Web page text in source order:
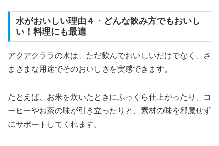
水がおいしい理由４・どんな飲み方でもおいし
い！料理にも最適
アクアクララの水は、ただ飲んでおいしいだけでなく、さ
まざまな用途でそのおいしさを実感できます。
たとえば、お米を炊いたときにふっくら仕上がったり、コ
ーヒーやお茶の味が引き立ったりと、素材の味を邪魔せず
にサポートしてくれます。